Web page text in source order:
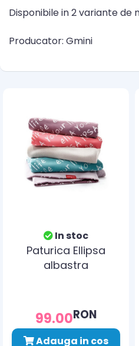
Disponibile in 2 variante de
Producator: Gmini
In stoc
Paturica Ellipsa
albastra
99.00RON
Adauga in cos